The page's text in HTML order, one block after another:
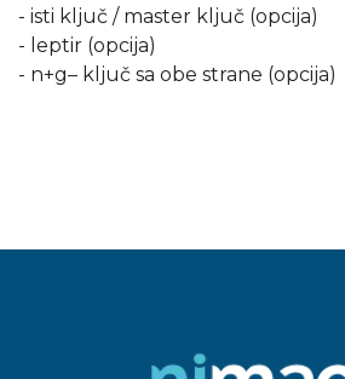
- isti ključ / master ključ (opcija)
- leptir (opcija)
- n+g– ključ sa obe strane (opcija)